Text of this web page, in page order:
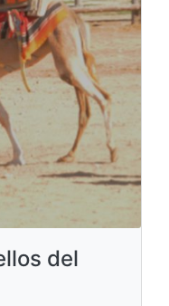
del